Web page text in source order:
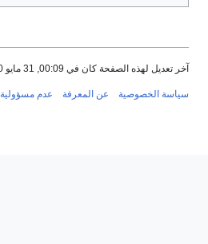
آخر تعديل لهذه الصفحة كان في 00:09, 31 مايو 2010.
سياسة الخصوصية عن المعرفة عدم مسؤولية